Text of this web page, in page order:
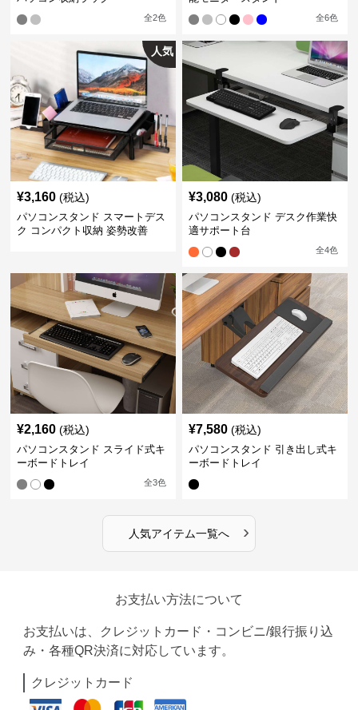
全2色 全6色
人気
¥3,160 (税込)
パソコンスタンド スマートデス
ク コンパクト収納 姿勢改善
¥3,080 (税込)
パソコンスタンド デスク作業快
適サポート台
全4色
¥2,160 (税込)
パソコンスタンド スライド式キ
ーボードトレイ
全3色
¥7,580 (税込)
パソコンスタンド 引き出し式キ
ーボードトレイ
人気アイテム一覧へ ›
お支払い方法について
お支払いは、クレジットカード・コンビニ/銀行振り込
み・各種QR決済に対応しています。
クレジットカード